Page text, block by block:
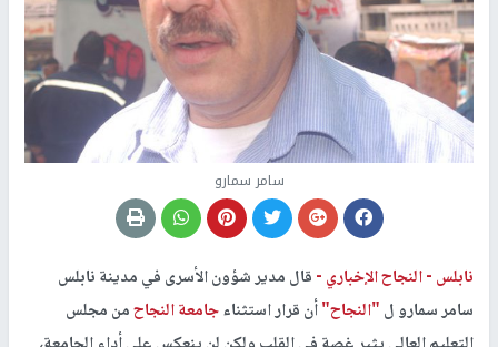
سامر سمارو
نابلس -النجاح الإخباري -قال مدير شؤون الأسرى في مدينة نابلس
سامر سمارو ل"النجاح"أن قرار استثناءجامعة النجاحمن مجلس